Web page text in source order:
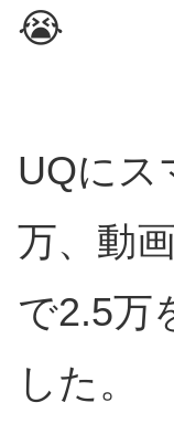
😭
UQにス
万、動
で2.5万
した。